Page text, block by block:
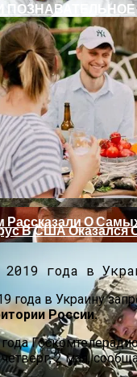
В США Оказался
ПОЗНАВАТЕЛЬНОЕ
Рассказали О
России.
2 мая,